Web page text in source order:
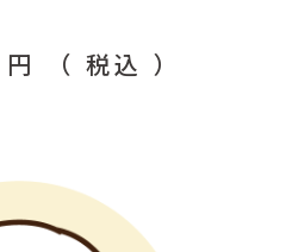
円 （ 税込 ）